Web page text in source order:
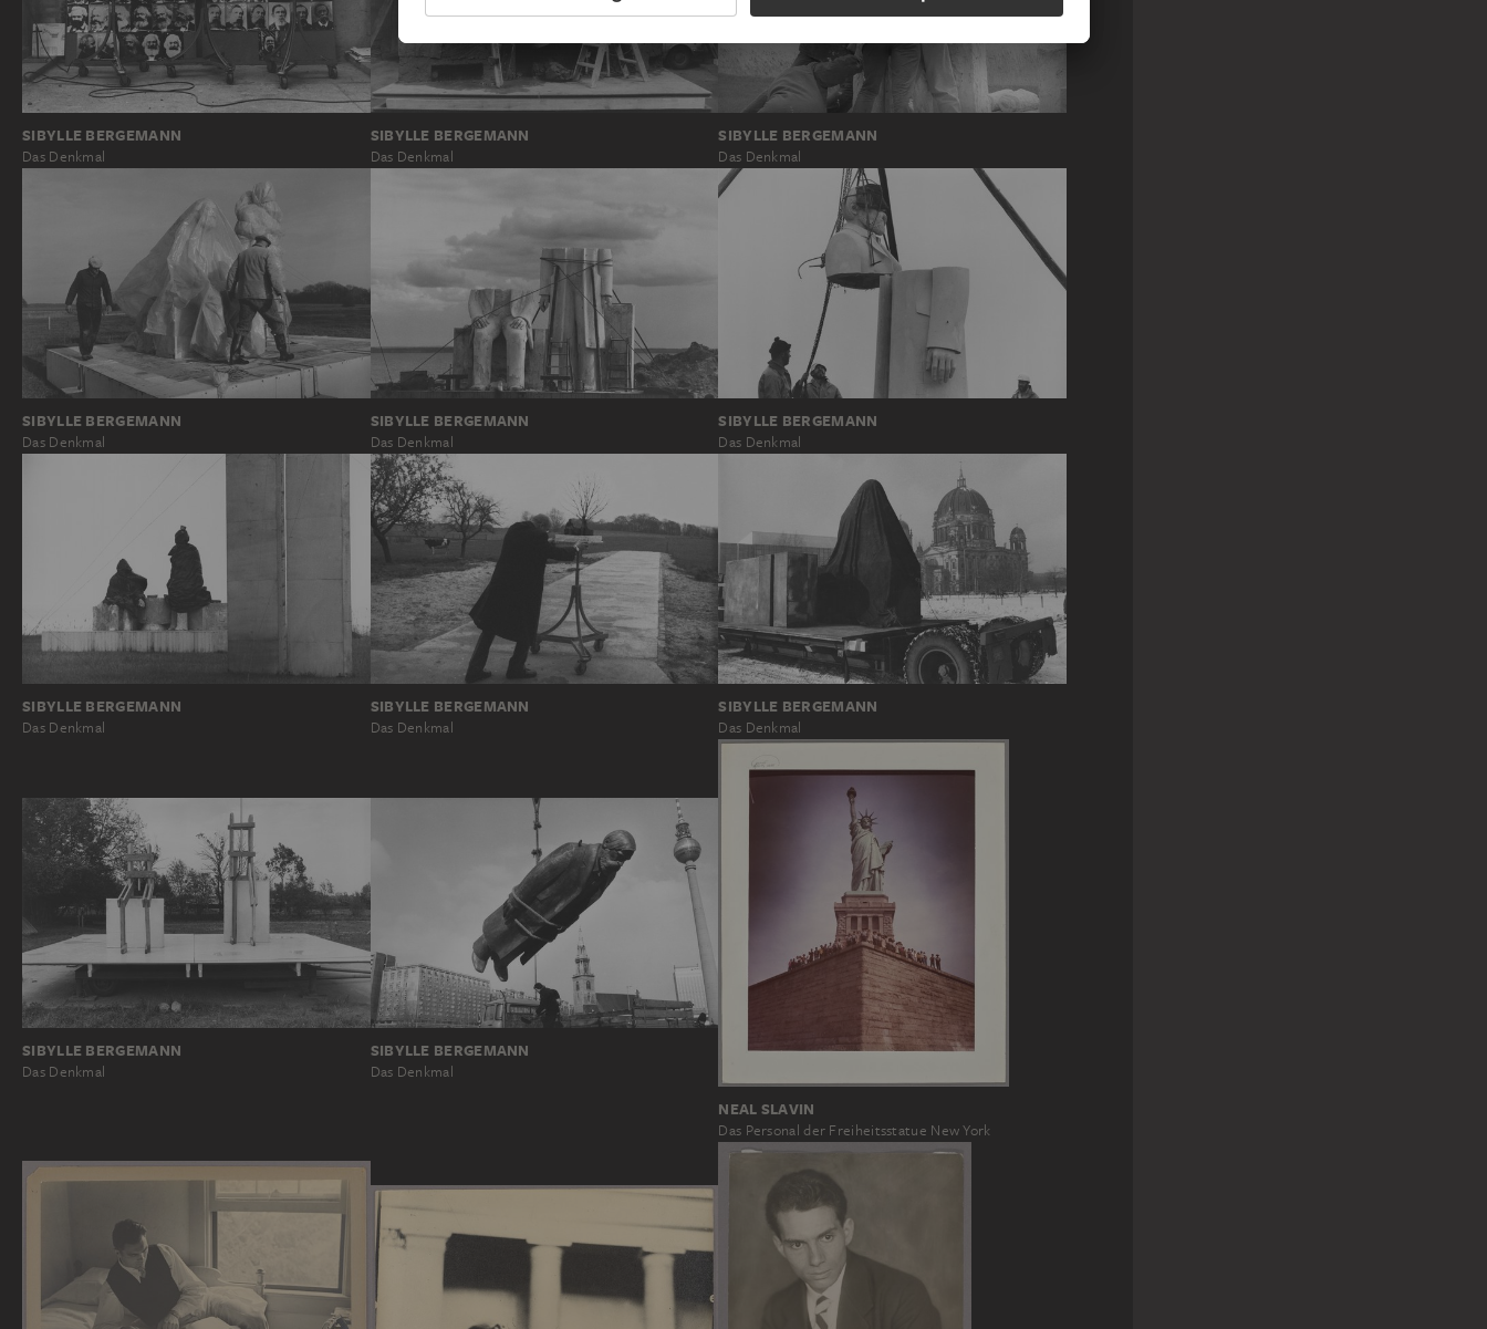
SIBYLLE BERGEMANN
Das Denkmal
SIBYLLE BERGEMANN
Das Denkmal
SIBYLLE BERGEMANN
Das Denkmal
SIBYLLE BERGEMANN
Das Denkmal
SIBYLLE BERGEMANN
Das Denkmal
SIBYLLE BERGEMANN
Das Denkmal
SIBYLLE BERGEMANN
Das Denkmal
SIBYLLE BERGEMANN
Das Denkmal
SIBYLLE BERGEMANN
Das Denkmal
SIBYLLE BERGEMANN
Das Denkmal
SIBYLLE BERGEMANN
Das Denkmal
NEAL SLAVIN
Das Personal der Freiheitsstatue New York